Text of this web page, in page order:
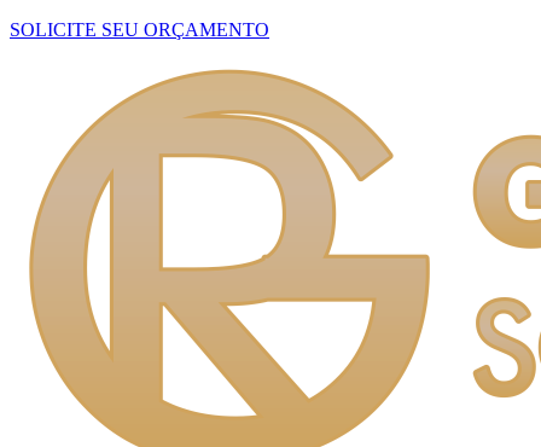
SOLICITE SEU ORÇAMENTO